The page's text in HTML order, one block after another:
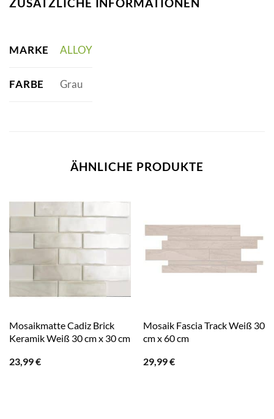
ZUSÄTZLICHE INFORMATIONEN
MARKE ALLOY
FARBE Grau
ÄHNLICHE PRODUKTE
Mosaikmatte Cadiz Brick
Keramik Weiß 30 cm x 30 cm
23,99€
Mosaik Fascia Track Weiß 30
cm x 60 cm
29,99€